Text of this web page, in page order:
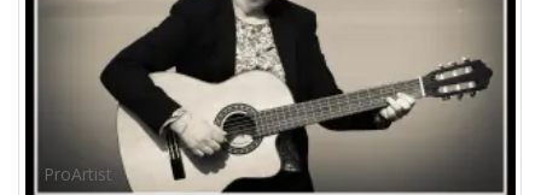
ProArtist